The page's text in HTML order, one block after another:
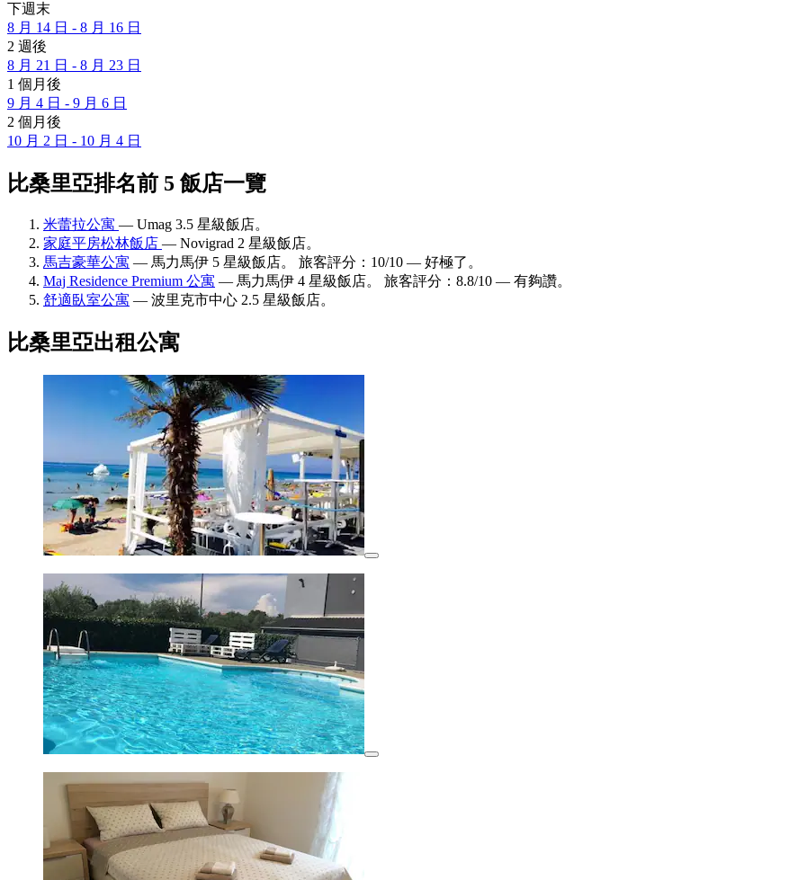
下週末
8 月 14 日 - 8 月 16 日
2 週後
8 月 21 日 - 8 月 23 日
1 個月後
9 月 4 日 - 9 月 6 日
2 個月後
10 月 2 日 - 10 月 4 日
比桑里亞排名前 5 飯店一覽
米蕾拉公寓 — Umag 3.5 星級飯店。
家庭平房松林飯店 — Novigrad 2 星級飯店。
馬吉豪華公寓 — 馬力馬伊 5 星級飯店。 旅客評分：10/10 — 好極了。
Maj Residence Premium 公寓 — 馬力馬伊 4 星級飯店。 旅客評分：8.8/10 — 有夠讚。
舒適臥室公寓 — 波里克市中心 2.5 星級飯店。
比桑里亞出租公寓